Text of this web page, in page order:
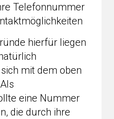
Telefonnummer
hierfür liegen
mit dem oben
eine Nummer
die durch ihre